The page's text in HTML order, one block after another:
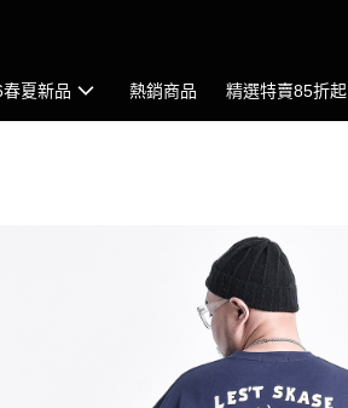
夏新品 熱銷商品 精選特賣85折起